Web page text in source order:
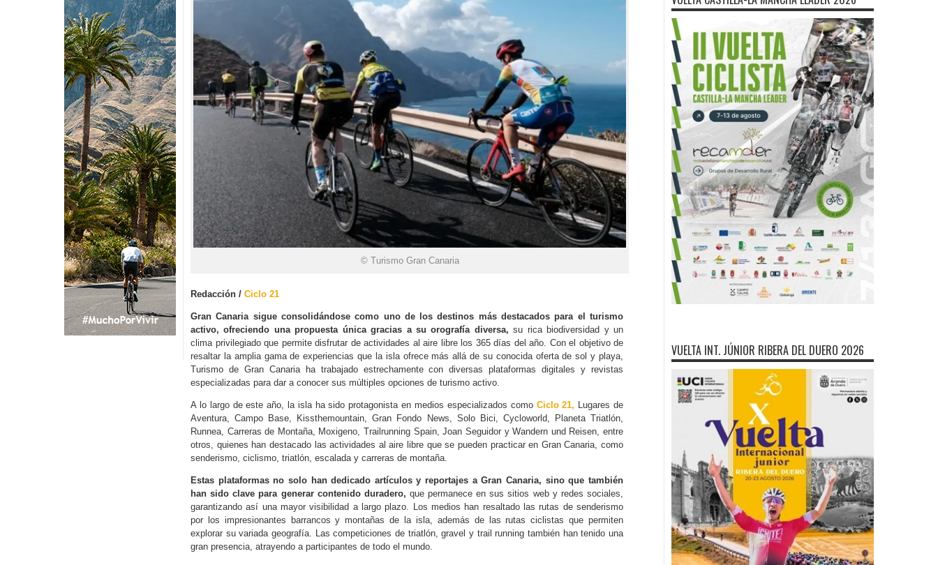
© Turismo Gran Canaria
Redacción / Ciclo 21
Gran Canaria sigue consolidándose como uno de los destinos más destacados para el turismo
activo, ofreciendo una propuesta única gracias a su orografía diversa, su rica biodiversidad y un
clima privilegiado que permite disfrutar de actividades al aire libre los 365 días del año. Con el objetivo de
resaltar la amplia gama de experiencias que la isla ofrece más allá de su conocida oferta de sol y playa,
Turismo de Gran Canaria ha trabajado estrechamente con diversas plataformas digitales y revistas
especializadas para dar a conocer sus múltiples opciones de turismo activo.
A lo largo de este año, la isla ha sido protagonista en medios especializados como Ciclo 21, Lugares de
Aventura, Campo Base, Kissthemountain, Gran Fondo News, Solo Bici, Cycloworld, Planeta Triatlón,
Runnea, Carreras de Montaña, Moxigeno, Trailrunning Spain, Joan Seguidor y Wandern und Reisen, entre
otros, quienes han destacado las actividades al aire libre que se pueden practicar en Gran Canaria, como
senderismo, ciclismo, triatlón, escalada y carreras de montaña.
Estas plataformas no solo han dedicado artículos y reportajes a Gran Canaria, sino que también
han sido clave para generar contenido duradero, que permanece en sus sitios web y redes sociales,
garantizando así una mayor visibilidad a largo plazo. Los medios han resaltado las rutas de senderismo
por los impresionantes barrancos y montañas de la isla, además de las rutas ciclistas que permiten
explorar su variada geografía. Las competiciones de triatlón, gravel y trail running también han tenido una
gran presencia, atrayendo a participantes de todo el mundo.
VUELTA INT. JÚNIOR RIBERA DEL DUERO 2026